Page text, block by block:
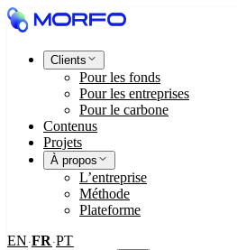
Clients
Pour les fonds
Pour les entreprises
Pour le carbone
Contenus
Projets
À propos
L’entreprise
Méthode
Plateforme
EN ·FR ·PT